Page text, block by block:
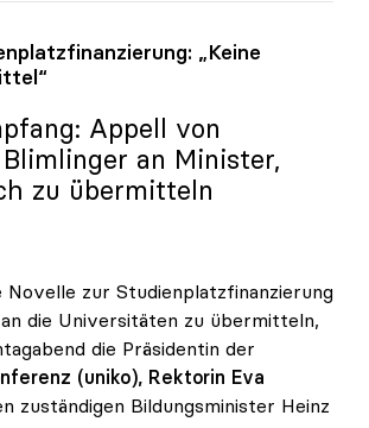
„Keine
Appell von
an Minister,
zu übermitteln
Novelle zur Studienplatzfinanzierung
die Universitäten zu übermitteln,
die Präsidentin der
(uniko), Rektorin Eva
zuständigen Bildungsminister Heinz